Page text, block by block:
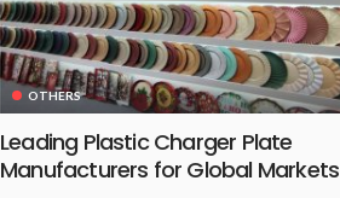
OTHERS
Leading Plastic Charger Plate
Manufacturers for Global Markets